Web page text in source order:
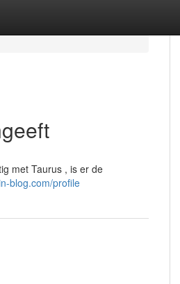
met Taurus , is er de
blog.com/profile